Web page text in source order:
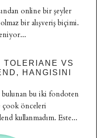
online bir şeyler
bir alışveriş biçimi.
TOLERIANE VS
HANGISINI
bulunan bu iki fondoten
çook önceleri
kullanmadım. Este...